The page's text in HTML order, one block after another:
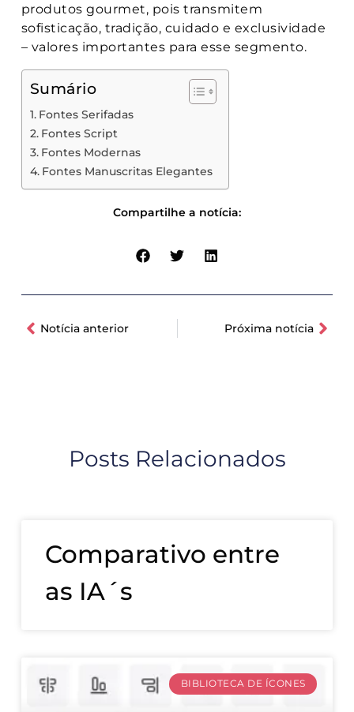
produtos gourmet, pois transmitem
sofisticação, tradição, cuidado e exclusividade
– valores importantes para esse segmento.
Sumário
Fontes Serifadas
Fontes Script
Fontes Modernas
Fontes Manuscritas Elegantes
Compartilhe a notícia:
Notícia anterior Próxima notícia
Posts Relacionados
Comparativo entre
as IA´s
BIBLIOTECA DE ÍCONES